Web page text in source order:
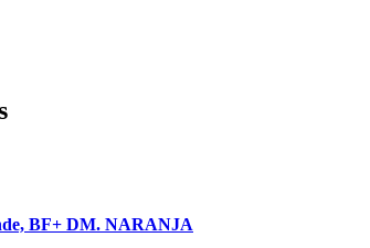
BF+ DM. NARANJA